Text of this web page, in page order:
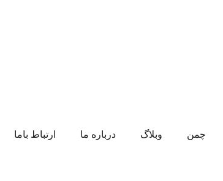
چمن وبلاگ درباره ما ارتباط باما